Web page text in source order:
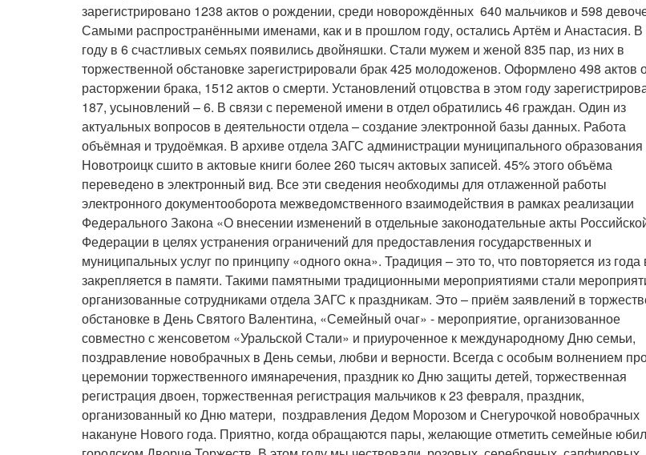
зарегистрировано 1238 актов о рождении, среди новорождённых 640 мальчиков и 598
Самыми распространёнными именами, как и в прошлом году, остались Артём и Анастасия. В
году в 6 счастливых семьях появились двойняшки. Стали мужем и женой 835 пар, из них в
торжественной обстановке зарегистрировали брак 425 молодоженов. Оформлено 498 актов
расторжении брака, 1512 актов о смерти. Установлений отцовства в этом году
187, усыновлений – 6. В связи с переменой имени в отдел обратились 46 граждан. Один из
актуальных вопросов в деятельности отдела – создание электронной базы данных. Работа
объёмная и трудоёмкая. В архиве отдела ЗАГС администрации муниципального образования
Новотроицк сшито в актовые книги более 260 тысяч актовых записей. 45% этого объёма
переведено в электронный вид. Все эти сведения необходимы для отлаженной работы
электронного документооборота межведомственного взаимодействия в рамках реализации
Федерального Закона «О внесении изменений в отдельные законодательные акты
Федерации в целях устранения ограничений для предоставления государственных и
муниципальных услуг по принципу «одного окна». Традиция – это то, что повторяется из года
закрепляется в памяти. Такими памятными традиционными мероприятиями стали
организованные сотрудниками отдела ЗАГС к праздникам. Это – приём заявлений в
обстановке в День Святого Валентина, «Семейный очаг» - мероприятие, организованное
совместно с женсоветом «Уральской Стали» и приуроченное к международному Дню семьи,
поздравление новобрачных в День семьи, любви и верности. Всегда с особым волнением
церемонии торжественного имянаречения, праздник ко Дню защиты детей, торжественная
регистрация двоен, торжественная регистрация мальчиков к 23 февраля, праздник,
организованный ко Дню матери, поздравления Дедом Морозом и Снегурочкой новобрачных
накануне Нового года. Приятно, когда обращаются пары, желающие отметить семейные